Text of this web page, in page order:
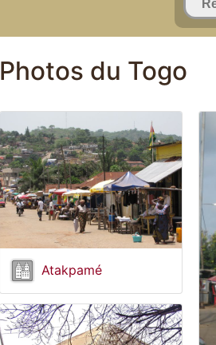
Photos du Togo
Atakpamé